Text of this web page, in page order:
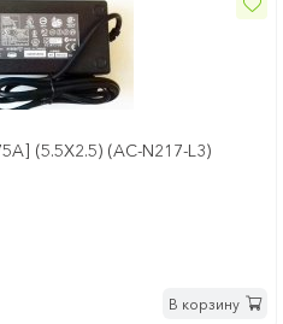
(5.5X2.5) (AC-N217-L3)
В корзину